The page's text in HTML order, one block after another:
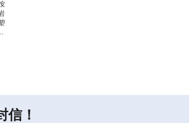
信！